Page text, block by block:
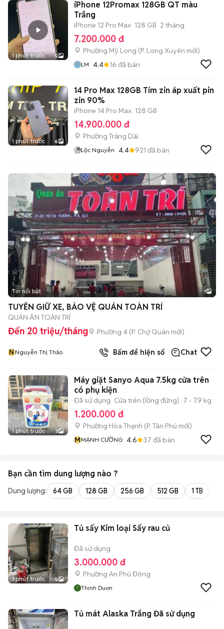
1 phút trước 5
iPhone 12Promax 128GB QT màu
Trắng
iPhone 12 Pro Max 128 GB 2 tháng
7.200.000 đ
Phường Mỹ Long (P. Long Xuyên mới)
LM 4.4 16 đã bán
1 phút trước 6
14 Pro Max 128GB Tím zin áp xuất pin
zin 90%
iPhone 14 Pro Max 128 GB
14.900.000 đ
Phường Trảng Dài
Lộc Nguyễn 4.4 921 đã bán
Tin nổi bật 1
TUYỂN GIỮ XE, BẢO VỆ QUÁN TOÀN TRÍ
QUÁN ĂN TOÀN TRÍ
Đến 20 triệu/tháng Phường 4 (P. Chợ Quán mới)
NNguyễn Thị Thảo Bấm để hiện số Chat
1 phút trước 3
Máy giặt Sanyo Aqua 7.5kg cửa trên
có phụ kiện
Đã sử dụng Cửa trên (lồng đứng) 7 - 7.9 kg
1.200.000 đ
Phường Hòa Thạnh (P. Tân Phú mới)
MMẠNH CƯỜNG 4.6 37 đã bán
Bạn cần tìm dung lượng nào ?
Dung lượng: 64 GB 128 GB 256 GB 512 GB 1 TB
1 phút trước 5
Tủ sấy Kim loại Sấy rau củ
Đã sử dụng
3.000.000 đ
Phường An Phú Đông
Thinh Duon
Tủ mát Alaska Trắng Đã sử dụng